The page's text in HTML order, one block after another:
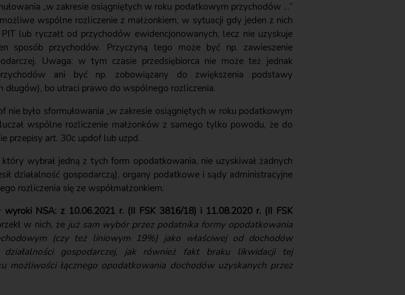
„w zakresie osiągniętych w roku podatkowym przychodów …”
wspólne rozliczenie z małżonkiem, w sytuacji gdy jeden z nich
lub ryczałt od przychodów ewidencjonowanych, lecz nie uzyskuje
sposób przychodów. Przyczyną tego może być np. zawieszenie
Uwaga: w tym czasie przedsiębiorca nie może też jednak
ani być np. zobowiązany do zwiększenia podstawy
długów), bo utraci prawo do wspólnego rozliczenia.
nie było sformułowania „w zakresie osiągniętych w roku podatkowym
wspólne rozliczenie małżonków z samego tylko powodu, że do
przepisy art. 30c updof lub uzpd.
wybrał jedną z tych form opodatkowania, nie uzyskiwał żadnych
działalność gospodarczą), organy podatkowe i sądy administracyjne
rozliczenia się ze współmałżonkiem.
wyroki NSA: z 10.06.2021 r. (II FSK 3816/18) i 11.08.2020 r. (II FSK
w nich, że już sam wybór przez podatnika formy opodatkowania
(czy też liniowym 19%) jako właściwej od dochodów
działalności gospodarczej, jak również fakt braku likwidacji tej
możliwości łącznego opodatkowania dochodów uzyskanych przez